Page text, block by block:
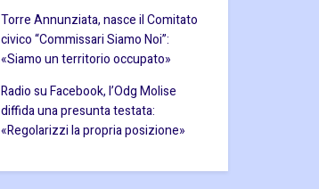
Torre Annunziata, nasce il Comitato
civico “Commissari Siamo Noi”:
«Siamo un territorio occupato»
Radio su Facebook, l’Odg Molise
diffida una presunta testata:
«Regolarizzi la propria posizione»